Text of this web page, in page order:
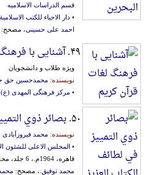
قسم الدراسات الاسلامیه
• دار الاحیاء للکتب الاسلامیة
احمد علی حسینی، مصحح:
۴۹. آشنایی با
ویژه طلاب و دانشجویان
نویسنده: محمدحسین حق
• مرکز فرهنگی المهدی (ع)
۵۰. بصائر ذوي
نویسنده: محمد فیروزآبادی
• المجلس الاعلی للشئون
قاهره، 1964م.، 6 جلد، محقق:
محمد توفیق. ، مصحح: